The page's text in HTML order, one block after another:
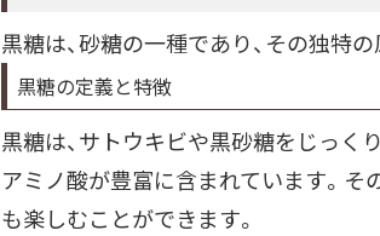
黒糖は、砂糖の一種であり、その独特
黒糖の定義と特徴
黒糖は、サトウキビや黒砂糖をじっく
アミノ酸が豊富に含まれています。そ
も楽しむことができます。